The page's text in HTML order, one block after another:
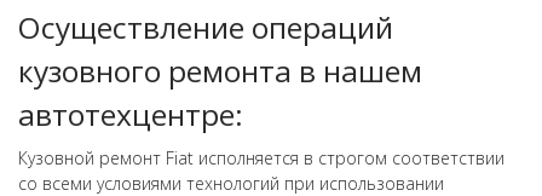
Осуществление операций
кузовного ремонта в нашем
автотехцентре:
Кузовной ремонт Fiat исполняется в строгом соответствии
со всеми условиями технологий при использовании